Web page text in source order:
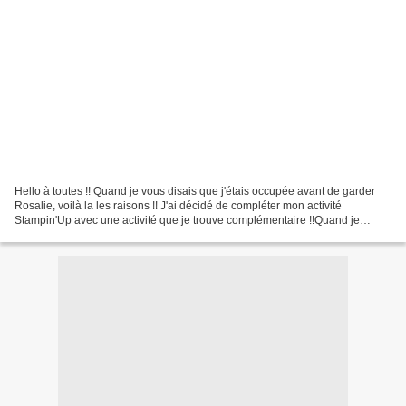
Hello à toutes !! Quand je vous disais que j'étais occupée avant de garder
Rosalie, voilà la les raisons !! J'ai décidé de compléter mon activité
Stampin'Up avec une activité que je trouve complémentaire !!Quand je